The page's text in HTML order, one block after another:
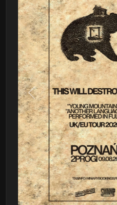
Poprzedni
This Will Destroy You
09.08 - Poznań, Klub 2progi